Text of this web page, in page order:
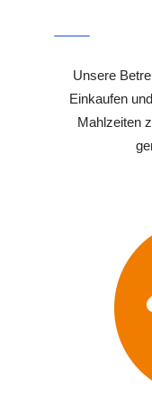
Unsere
Einkaufen
Mahlzeiten